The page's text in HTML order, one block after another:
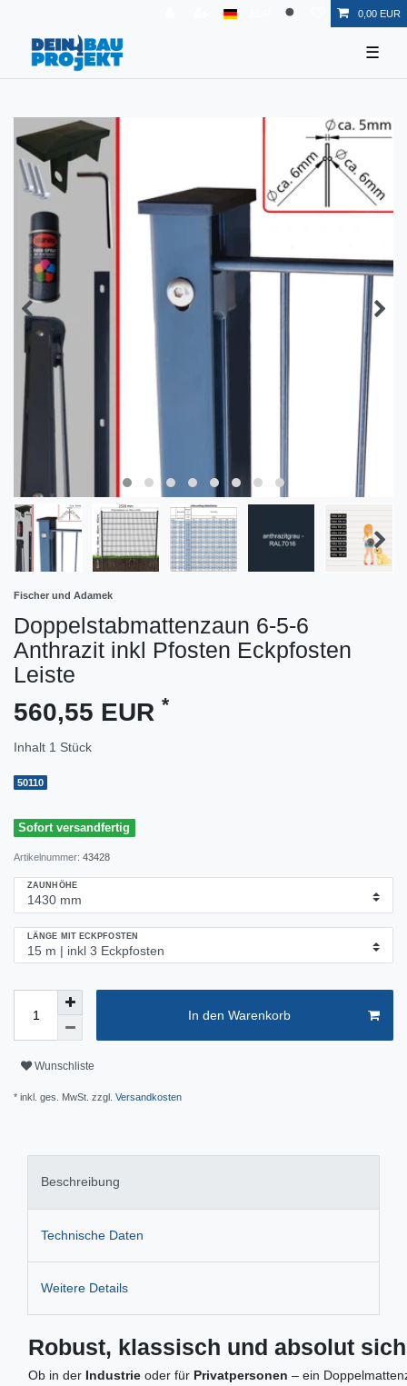
0,00 EUR
☰
Fischer und Adamek
Doppelstabmattenzaun 6-5-6
Anthrazit inkl Pfosten Eckpfosten
Leiste
560,55 EUR *
Inhalt 1 Stück
50110
Sofort versandfertig
Artikelnummer: 43428
ZAUNHÖHE
LÄNGE MIT ECKPFOSTEN
In den Warenkorb
Wunschliste
* inkl. ges. MwSt. zzgl. Versandkosten
Beschreibung
Technische Daten
Weitere Details
Robust, klassisch und absolut
Ob in der Industrie oder für Privatpersonen – ein